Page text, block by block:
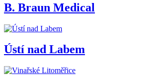
B. Braun Medical
Ústí nad Labem